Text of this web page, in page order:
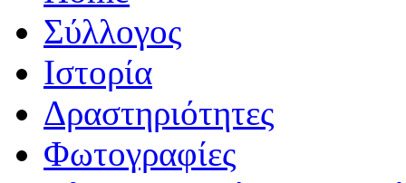
Σύλλογος
Iστορία
Δραστηριότητες
Φωτογραφίες